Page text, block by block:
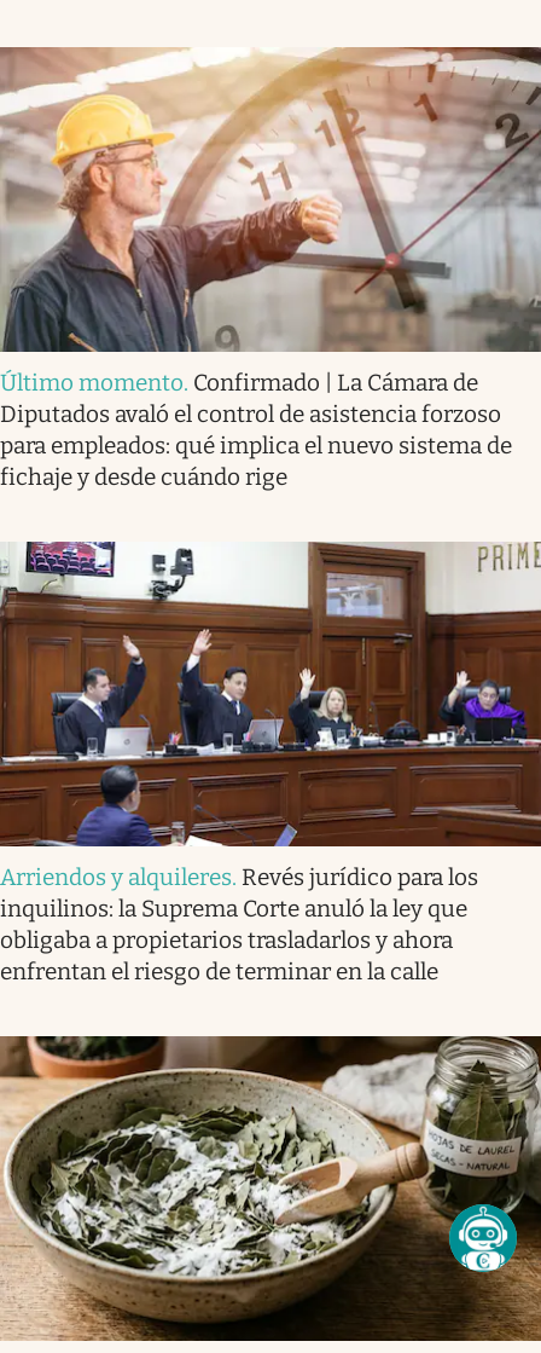
Último momento. Confirmado | La Cámara de
Diputados avaló el control de asistencia forzoso
para empleados: qué implica el nuevo sistema de
fichaje y desde cuándo rige
Arriendos y alquileres. Revés jurídico para los
inquilinos: la Suprema Corte anuló la ley que
obligaba a propietarios trasladarlos y ahora
enfrentan el riesgo de terminar en la calle